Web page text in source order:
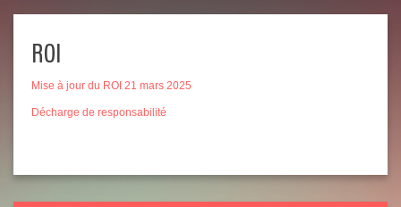
ROI
Mise à jour du ROI 21 mars 2025
Décharge de responsabilité